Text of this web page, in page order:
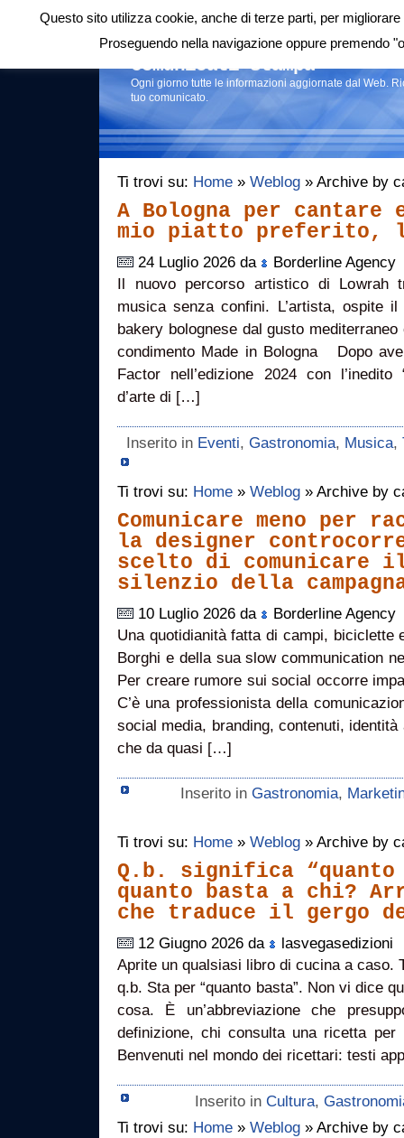
Login|RSS |
Comunicati stampa
Ogni giorno tutte le informazioni aggiornate dal Web.
tuo comunicato.
Ti trovi su: Home » Weblog » Archive by
A Bologna per
mio piatto preferito,
24 Luglio 2026 da
Borderline Agency
Il nuovo percorso artistico di Lowrah
musica senza confini. L’artista, ospite
bakery bolognese dal gusto
condimento Made in Bologna Dopo
Factor nell’edizione 2024 con l’inedito
d’arte di […]
Inserito in Eventi, Gastronomia, Musica,
Ti trovi su: Home » Weblog » Archive by
Comunicare meno per
la designer
scelto di comunicare
silenzio della
10 Luglio 2026 da
Borderline Agency
Una quotidianità fatta di campi, biciclette
Borghi e della sua slow communication
Per creare rumore sui social occorre
C’è una professionista della
social media, branding, contenuti,
che da quasi […]
Inserito in Gastronomia,
Ti trovi su: Home » Weblog » Archive by
Q.b. significa “quanto
quanto basta a chi?
che traduce il gergo
12 Giugno 2026 da
lasvegasedizioni
Aprite un qualsiasi libro di cucina a caso.
q.b. Sta per “quanto basta”. Non vi dice
cosa. È un’abbreviazione che
definizione, chi consulta una ricetta
Benvenuti nel mondo dei ricettari: testi
Inserito in Cultura,
Ti trovi su: Home » Weblog » Archive by
Questo sito utilizza cookie, anche di terze parti, per
Proseguendo nella navigazione oppure premendo